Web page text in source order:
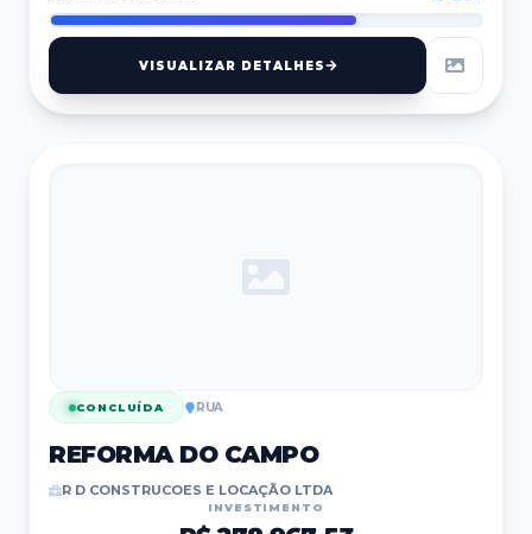
VISUALIZAR DETALHES
CONCLUÍDA RUA
REFORMA DO CAMPO
R D CONSTRUCOES E LOCAÇÃO LTDA
INVESTIMENTO